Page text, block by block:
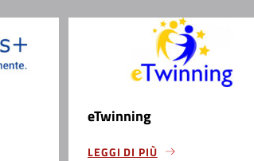
eTwinning
LEGGI DI PIÙ